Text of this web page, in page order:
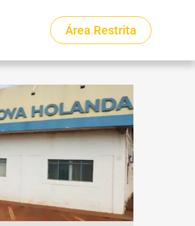
Área Restrita